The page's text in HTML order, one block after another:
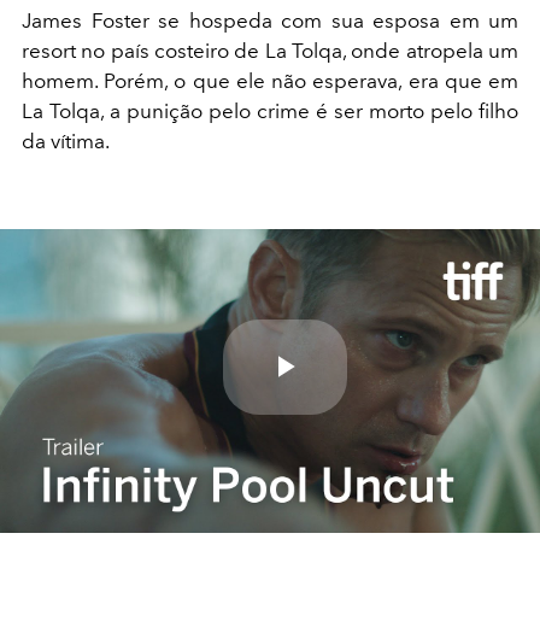
James Foster se hospeda com sua esposa em um
resort no país costeiro de La Tolqa, onde atropela um
homem. Porém, o que ele não esperava, era que em
La Tolqa, a punição pelo crime é ser morto pelo filho
da vítima.
Play
Video